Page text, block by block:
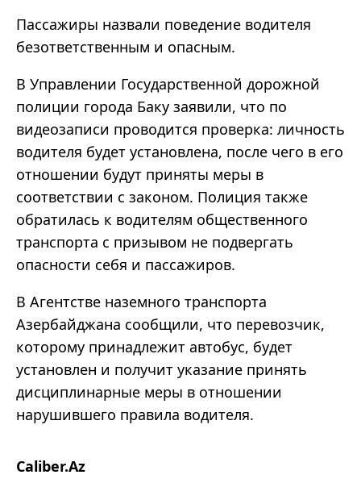
Пассажиры назвали поведение водителя
безответственным и опасным.
В Управлении Государственной дорожной
полиции города Баку заявили, что по
видеозаписи проводится проверка: личность
водителя будет установлена, после чего в его
отношении будут приняты меры в
соответствии с законом. Полиция также
обратилась к водителям общественного
транспорта с призывом не подвергать
опасности себя и пассажиров.
В Агентстве наземного транспорта
Азербайджана сообщили, что перевозчик,
которому принадлежит автобус, будет
установлен и получит указание принять
дисциплинарные меры в отношении
нарушившего правила водителя.
Caliber.Az